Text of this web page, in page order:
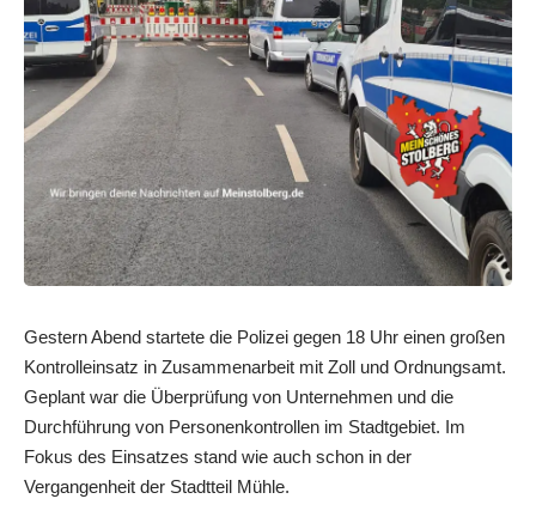
Gestern Abend startete die Polizei gegen 18 Uhr einen großen
Kontrolleinsatz in Zusammenarbeit mit Zoll und Ordnungsamt.
Geplant war die Überprüfung von Unternehmen und die
Durchführung von Personenkontrollen im Stadtgebiet. Im
Fokus des Einsatzes stand wie auch schon in der
Vergangenheit der Stadtteil Mühle.